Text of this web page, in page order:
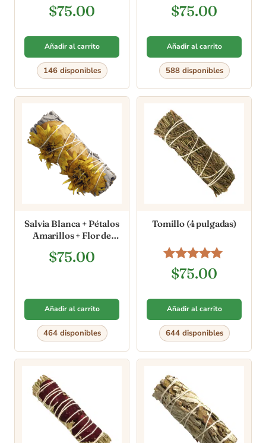
$75.00
Añadir al carrito
146 disponibles
$75.00
Añadir al carrito
588 disponibles
Salvia Blanca + Pétalos
Amarillos + Flor de
pulgadas)
$75.00
Añadir al carrito
464 disponibles
Tomillo (4 pulgadas)
Valorado en
5.00
$75.00
Añadir al carrito
644 disponibles